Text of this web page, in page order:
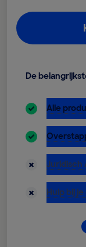
De
Alle
niet
Juridisch
niet
Hulp bij